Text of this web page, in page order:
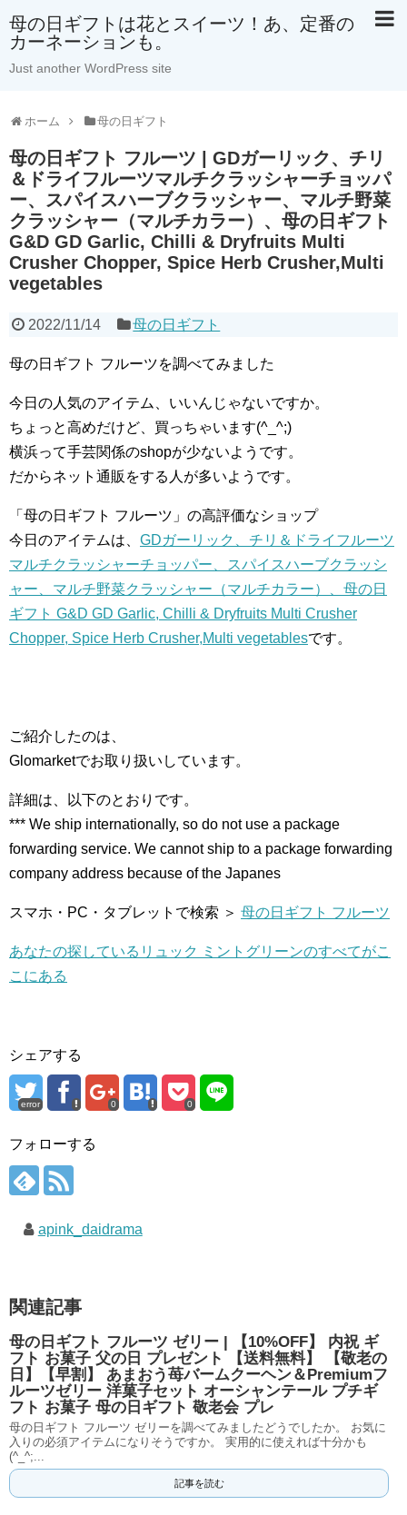
母の日ギフトは花とスイーツ！あ、定番の
カーネーションも。
Just another WordPress site
ホーム 母の日ギフト
母の日ギフト フルーツ | GDガーリック、チリ
＆ドライフルーツマルチクラッシャーチョッパ
ー、スパイスハーブクラッシャー、マルチ野菜
クラッシャー（マルチカラー）、母の日ギフト
G&D GD Garlic, Chilli & Dryfruits Multi
Crusher Chopper, Spice Herb Crusher,Multi
vegetables
2022/11/14 母の日ギフト
母の日ギフト フルーツを調べてみました
今日の人気のアイテム、いいんじゃないですか。
ちょっと高めだけど、買っちゃいます(^_^;)
横浜って手芸関係のshopが少ないようです。
だからネット通販をする人が多いようです。
「母の日ギフト フルーツ」の高評価なショップ
今日のアイテムは、 GDガーリック、チリ＆ドライフルーツ
マルチクラッシャーチョッパー、スパイスハーブクラッシ
ャー、マルチ野菜クラッシャー（マルチカラー）、母の日
ギフト G&D GD Garlic, Chilli & Dryfruits Multi Crusher
Chopper, Spice Herb Crusher,Multi vegetablesです。
ご紹介したのは、
Glomarketでお取り扱いしています。
詳細は、以下のとおりです。
*** We ship internationally, so do not use a package
forwarding service. We cannot ship to a package forwarding
company address because of the Japanes
スマホ・PC・タブレットで検索 ＞ 母の日ギフト フルーツ
あなたの探しているリュック ミントグリーンのすべてがこ
こにある
シェアする
error 0 0
フォローする
apink_daidrama
関連記事
母の日ギフト フルーツ ゼリー | 【10%OFF】 内祝 ギ
フト お菓子 父の日 プレゼント 【送料無料】 【敬老の
日】【早割】 あまおう苺バームクーヘン＆Premiumフ
ルーツゼリー 洋菓子セット オーシャンテール プチギ
フト お菓子 母の日ギフト 敬老会 プレ
母の日ギフト フルーツ ゼリーを調べてみましたどうでしたか。 お気に
入りの必須アイテムになりそうですか。 実用的に使えれば十分かも
(^_^;...
記事を読む